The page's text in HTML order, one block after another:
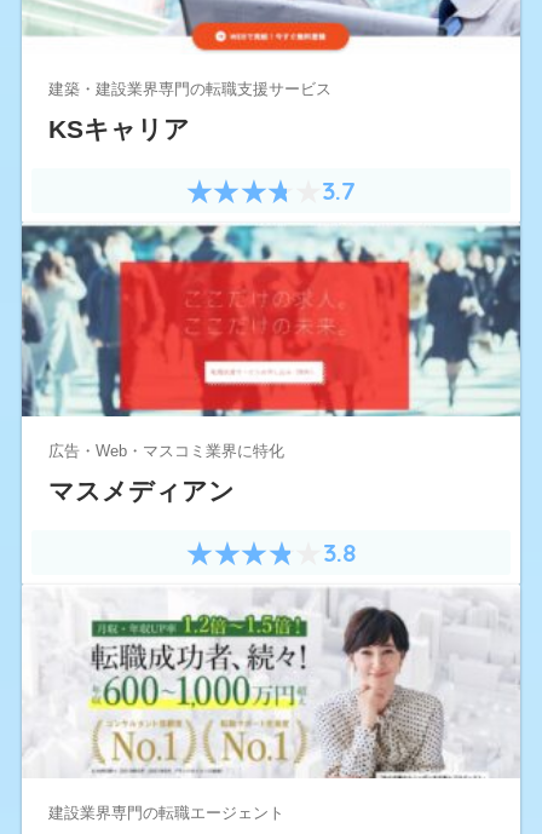
建築・建設業界専門の転職支援サービス
KSキャリア
3.7
広告・Web・マスコミ業界に特化
マスメディアン
3.8
建設業界専門の転職エージェント